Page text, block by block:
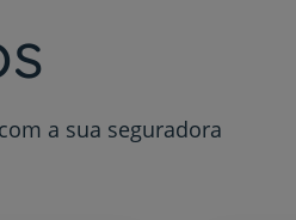
a sua seguradora